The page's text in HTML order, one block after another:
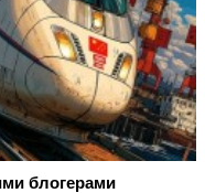
блогерами